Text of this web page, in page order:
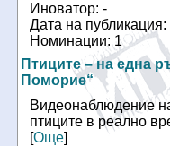
Иноватор: -
Дата на
Номинации: 1
Птиците – на една
Поморие“
Видеонаблюдение
птиците в реално
[Още]